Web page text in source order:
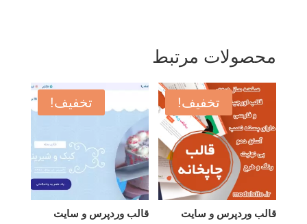
محصولات مرتبط
تخفیف!
قالب وردپرس و سایت
تخفیف!
قالب وردپرس و سایت